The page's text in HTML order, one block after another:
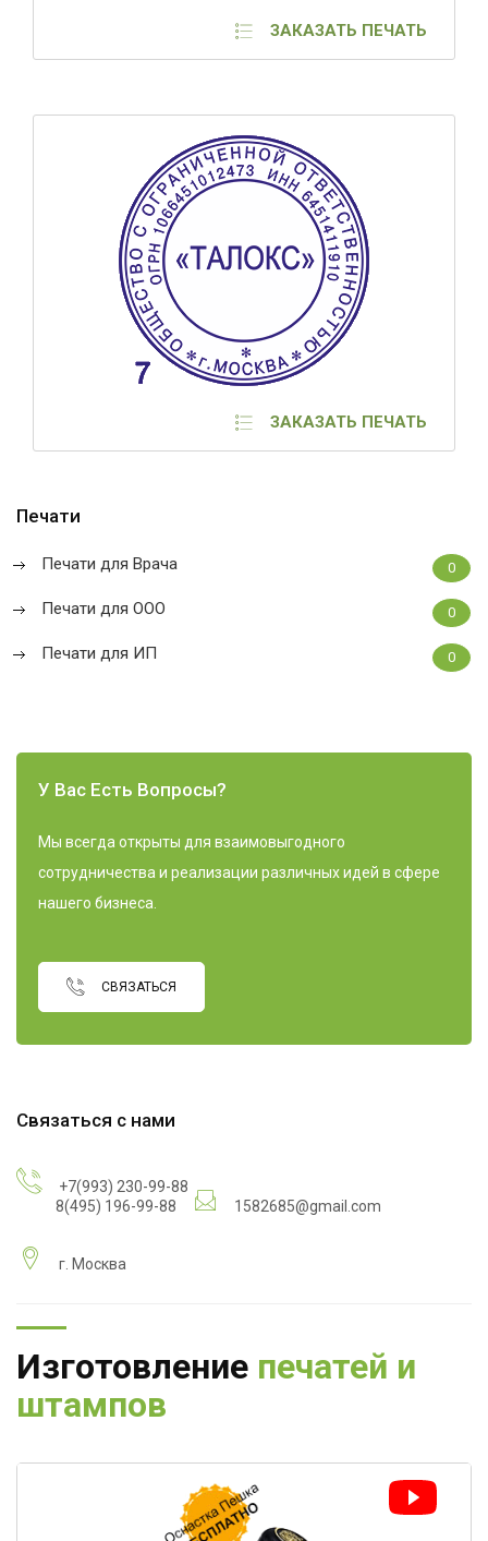
ЗАКАЗАТЬ ПЕЧАТЬ
ЗАКАЗАТЬ ПЕЧАТЬ
Печати
Печати для Врача 0
Печати для ООО 0
Печати для ИП 0
У Вас Есть Вопросы?
Мы всегда открыты для взаимовыгодного
сотрудничества и реализации различных идей в сфере
нашего бизнеса.
СВЯЗАТЬСЯ
Связаться с нами
+7(993) 230-99-88
8(495) 196-99-88
1582685@gmail.com
г. Москва
Изготовление печатей и
штампов